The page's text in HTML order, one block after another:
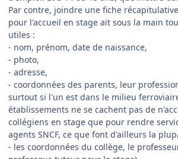
Par contre, joindre une fiche
pour l'accueil en stage ait sous la main
utiles :
- nom, prénom, date de naissance,
- photo,
- adresse,
- coordonnées des parents, leur
surtout si l'un est dans le milieu
établissements ne se cachent pas de
collégiens en stage que pour rendre
agents SNCF, ce que font d'ailleurs la
- les coordonnées du collège, le